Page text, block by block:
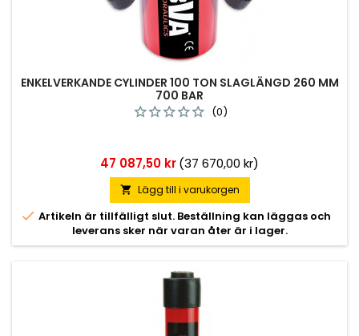
ENKELVERKANDE CYLINDER 100 TON SLAGLÄNGD 260 MM
700 BAR
(0)
Pris
47 087,50 kr(37 670,00 kr)
 Lägg till i varukorgen
 Artikeln är tillfälligt slut. Beställning kan läggas och
leverans sker när varan åter är i lager.